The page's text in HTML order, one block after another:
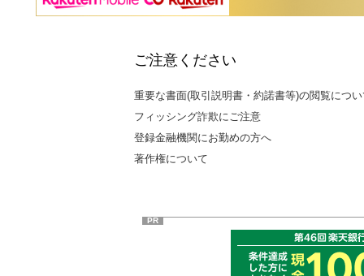
ご注意ください
重要な書面(取引説明書・約諾書等)の閲覧につ
フィッシング詐欺にご注意
登録金融機関にお勤めの方へ
著作権について
PR